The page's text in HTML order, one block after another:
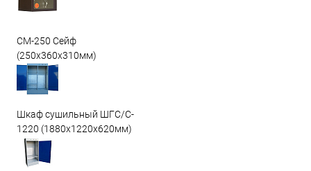
СМ-250 Сейф
(250х360х310мм)
Шкаф сушильный ШГС/C-
1220 (1880x1220x620мм)